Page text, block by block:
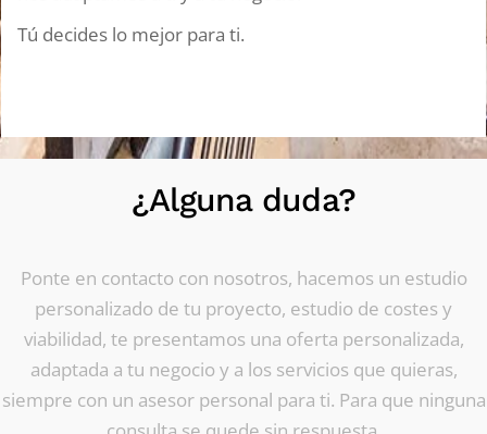
Tú decides lo mejor para ti.
¿Alguna duda?
Ponte en contacto con nosotros, hacemos un estudio
personalizado de tu proyecto, estudio de costes y
viabilidad, te presentamos una oferta personalizada,
adaptada a tu negocio y a los servicios que quieras,
siempre con un asesor personal para ti. Para que ninguna